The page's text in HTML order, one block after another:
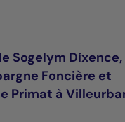
Sogelym
Foncière et
Primat à